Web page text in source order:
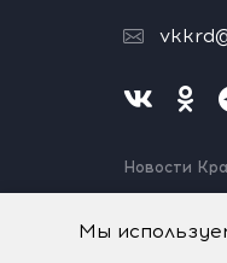
Новости
Нашли
Мы